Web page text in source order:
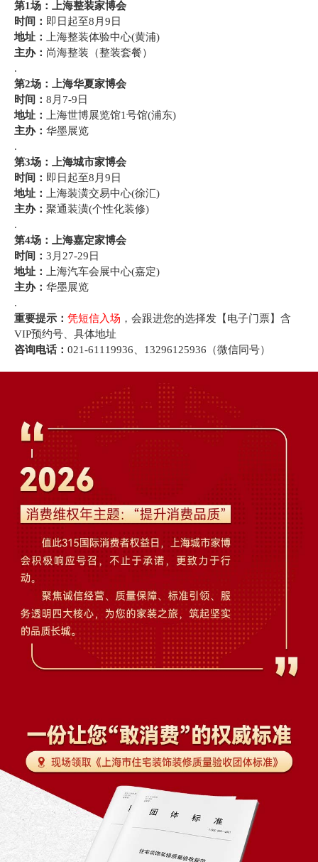
第1场：上海整装家博会
时间： 即日起至8月9日
地址： 上海整装体验中心(黄浦)
主办： 尚海整装（整装套餐）
.
第2场：上海华夏家博会
时间： 8月7-9日
地址： 上海世博展览馆1号馆(浦东)
主办： 华墨展览
.
第3场：上海城市家博会
时间： 即日起至8月9日
地址： 上海装潢交易中心(徐汇)
主办： 聚通装潢(个性化装修)
.
第4场：上海嘉定家博会
时间： 3月27-29日
地址： 上海汽车会展中心(嘉定)
主办： 华墨展览
.
重要提示： 凭短信入场 ，会跟进您的选择发【电子门票】含
VIP预约号、具体地址
咨询电话： 021-61119936、13296125936（微信同号）